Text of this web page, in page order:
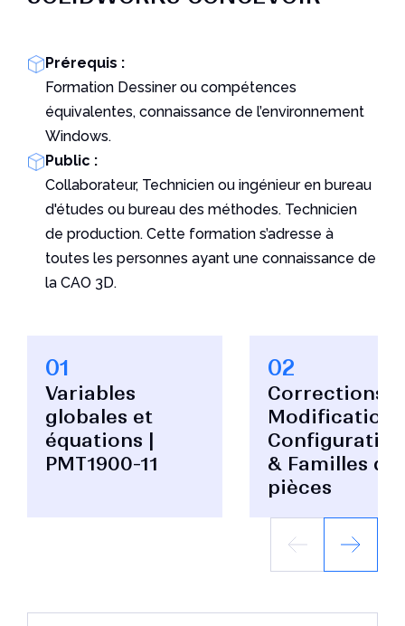
Prérequis :
Formation Dessiner ou compétences
équivalentes, connaissance de l’environnement
Windows.
Public :
Collaborateur, Technicien ou ingénieur en bureau
d'études ou bureau des méthodes. Technicien
de production. Cette formation s’adresse à
toutes les personnes ayant une connaissance de
la CAO 3D.
01
Variables
globales et
équations |
PMT1900-11
02
Corrections &
& Familles de
pièces